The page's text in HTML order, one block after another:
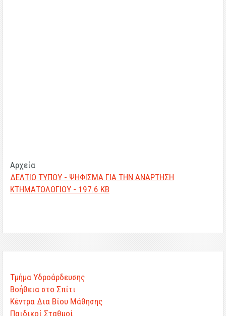
Αρχεία
ΔΕΛΤΙΟ ΤΥΠΟΥ - ΨΗΦΙΣΜΑ ΓΙΑ ΤΗΝ ΑΝΑΡΤΗΣΗ
ΚΤΗΜΑΤΟΛΟΓΙΟΥ - 197.6 KB
Τμήμα Υδροάρδευσης
Βοήθεια στο Σπίτι
Κέντρα Δια Βίου Μάθησης
Παιδικοί Σταθμοί